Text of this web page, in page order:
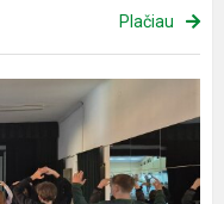
Plačiau